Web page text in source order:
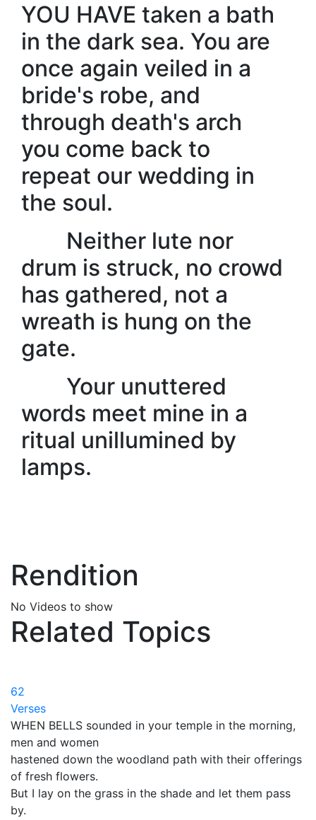
YOU HAVE taken a bath
in the dark sea. You are
once again veiled in a
bride's robe, and
through death's arch
you come back to
repeat our wedding in
the soul.
Neither lute nor
drum is struck, no crowd
has gathered, not a
wreath is hung on the
gate.
Your unuttered
words meet mine in a
ritual unillumined by
lamps.
Rendition
No Videos to show
Related Topics
62
Verses
WHEN BELLS sounded in your temple in the morning,
men and women
hastened down the woodland path with their offerings
of fresh flowers.
But I lay on the grass in the shade and let them pass
by.